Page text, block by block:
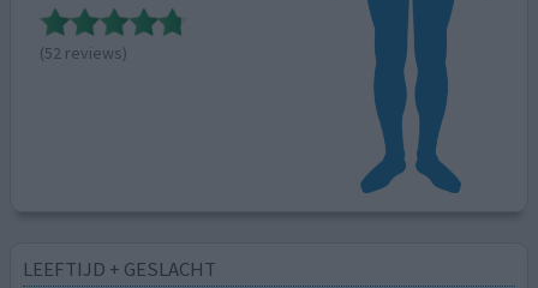
(52 reviews)
LEEFTIJD + GESLACHT